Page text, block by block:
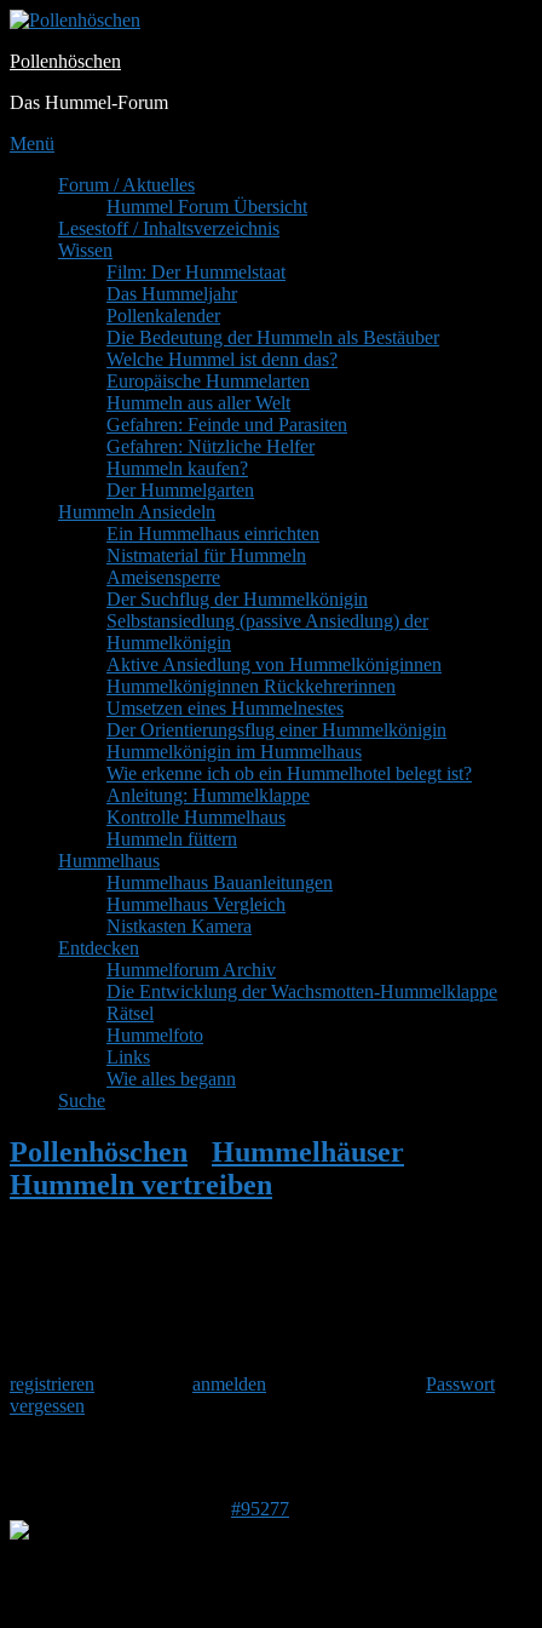
Zum
springen
Pollenhöschen
Das Hummel-Forum
Menü
PrimäresForum / Aktuelles
Hummel Forum Übersicht
Lesestoff / Inhaltsverzeichnis
Wissen
Film: Der Hummelstaat
Das Hummeljahr
Pollenkalender
Die Bedeutung der Hummeln als Bestäuber
Welche Hummel ist denn das?
Europäische Hummelarten
Hummeln aus aller Welt
Gefahren: Feinde und Parasiten
Gefahren: Nützliche Helfer
Hummeln kaufen?
Der Hummelgarten
Hummeln Ansiedeln
Ein Hummelhaus einrichten
Nistmaterial für Hummeln
Ameisensperre
Der Suchflug der Hummelkönigin
Selbstansiedlung (passive Ansiedlung) der
Hummelkönigin
Aktive Ansiedlung von Hummelköniginnen
Hummelköniginnen Rückkehrerinnen
Umsetzen eines Hummelnestes
Der Orientierungsflug einer Hummelkönigin
Hummelkönigin im Hummelhaus
Wie erkenne ich ob ein Hummelhotel belegt ist?
Anleitung: Hummelklappe
Kontrolle Hummelhaus
Hummeln füttern
Hummelhaus
Hummelhaus Bauanleitungen
Hummelhaus Vergleich
Nistkasten Kamera
Entdecken
Hummelforum Archiv
Die Entwicklung der Wachsmotten-Hummelklappe
Rätsel
Hummelfoto
Links
Wie alles begann
Suche
Pollenhöschen Hummelhäuser
Hummeln vertreiben
registrieren
anmelden
Passwort
vergessen
#95277